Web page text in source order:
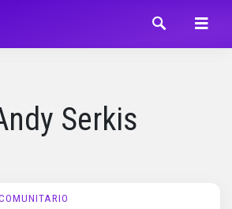
Serkis